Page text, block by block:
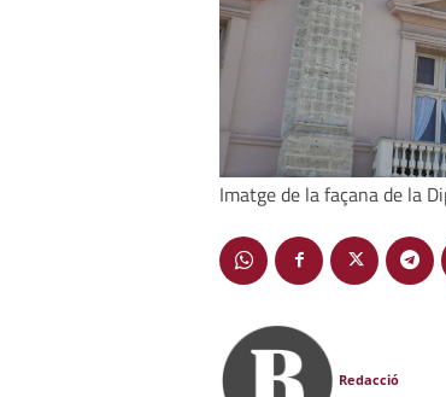
Imatge de la façana de la
Redacció